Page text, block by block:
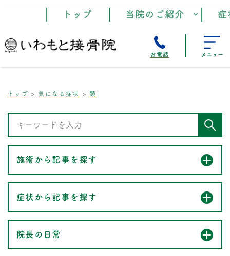
トップ 当院のご紹介
お電話 メニュー
トップ 気になる症状 頭
施術から記事を探す
症状から記事を探す
院長の日常